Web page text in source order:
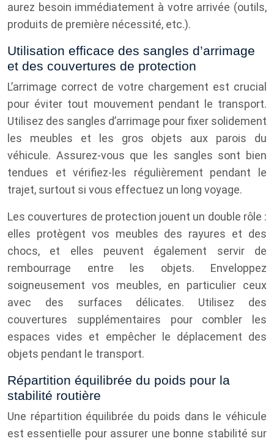
aurez besoin immédiatement à votre arrivée (outils,
produits de première nécessité, etc.).
Utilisation efficace des sangles d’arrimage
et des couvertures de protection
L’arrimage correct de votre chargement est crucial
pour éviter tout mouvement pendant le transport.
Utilisez des sangles d’arrimage pour fixer solidement
les meubles et les gros objets aux parois du
véhicule. Assurez-vous que les sangles sont bien
tendues et vérifiez-les régulièrement pendant le
trajet, surtout si vous effectuez un long voyage.
Les couvertures de protection jouent un double rôle :
elles protègent vos meubles des rayures et des
chocs, et elles peuvent également servir de
rembourrage entre les objets. Enveloppez
soigneusement vos meubles, en particulier ceux
avec des surfaces délicates. Utilisez des
couvertures supplémentaires pour combler les
espaces vides et empêcher le déplacement des
objets pendant le transport.
Répartition équilibrée du poids pour la
stabilité routière
Une répartition équilibrée du poids dans le véhicule
est essentielle pour assurer une bonne stabilité sur